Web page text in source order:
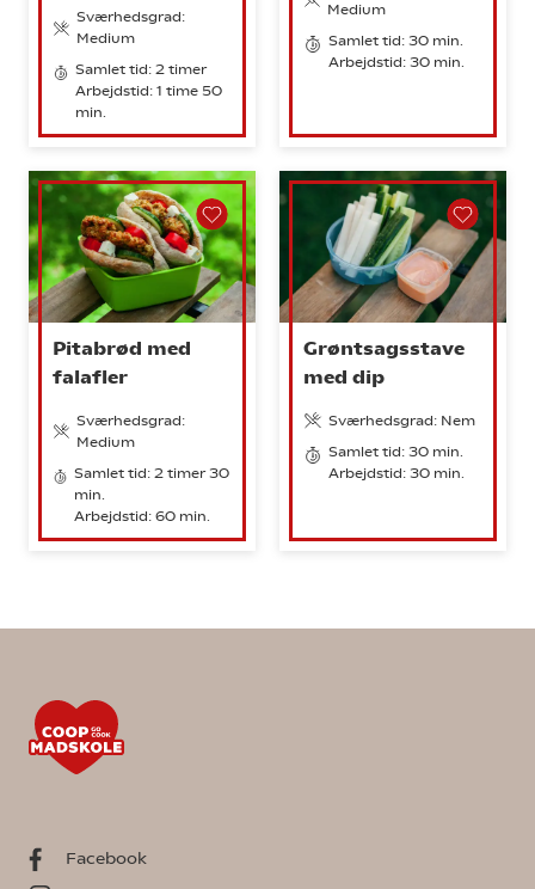
Sværhedsgrad:
Medium
Samlet tid: 2 timer
Arbejdstid: 1 time 50
min.
Medium
Samlet tid: 30 min.
Arbejdstid: 30 min.
Pitabrød med
falafler
Sværhedsgrad:
Medium
Samlet tid: 2 timer 30
min.
Arbejdstid: 60 min.
Grøntsagsstave
med dip
Sværhedsgrad: Nem
Samlet tid: 30 min.
Arbejdstid: 30 min.
Facebook